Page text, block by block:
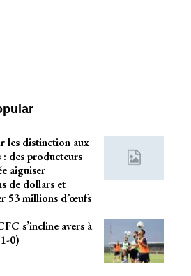
les distinction aux
: des producteurs
aiguiser
de dollars et
53 millions d’œufs
s’incline avers à
0)